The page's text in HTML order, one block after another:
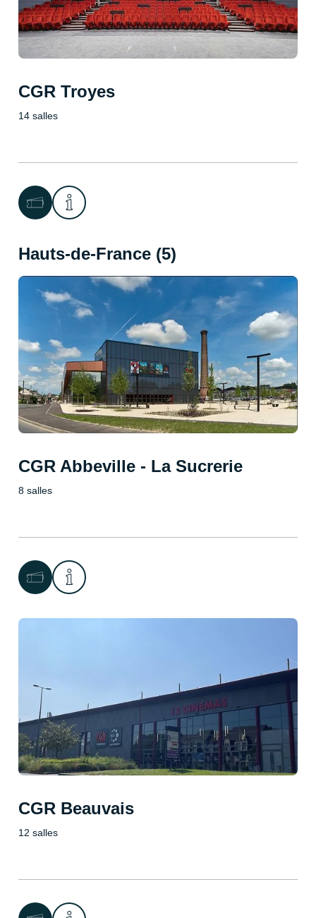
CGR Troyes
14 salles
Hauts-de-France (5)
CGR Abbeville - La Sucrerie
8 salles
CGR Beauvais
12 salles